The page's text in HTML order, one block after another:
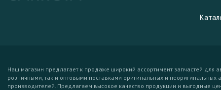
Наш магазин предлагает к продаже широкий ассортимент запчастей для
розничными, так и оптовыми поставками оригинальных и неоригинальных
производителей. Предлагаем высокое качество продукции и выгодные